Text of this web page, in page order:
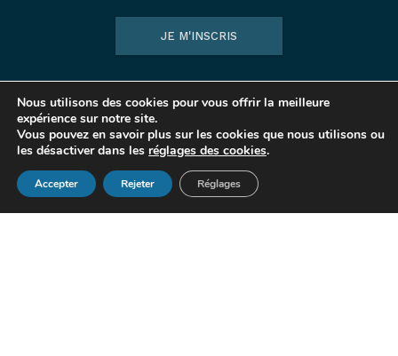
JE M'INSCRIS
Offres et promo
Idées cadeau Fête des Mères
Nous utilisons des cookies pour vous offrir la meilleure
expérience sur notre site.
Vous pouvez en savoir plus sur les cookies que nous utilisons ou
les désactiver dans les réglages des cookies.
Accepter Rejeter Réglages